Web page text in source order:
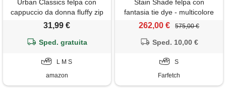
Urban Classics felpa con
cappuccio da donna fluffy zip
hoody, morbida felpa con
cappuccio con cerniera per
donna, sabbia, s
31,99 €
Sped. gratuita
L M S
amazon
Stain Shade felpa con
fantasia tie dye - multicolore
262,00 € 575,00 €
Sped. 10,00 €
S
Farfetch